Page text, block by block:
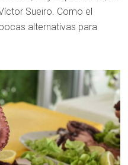
Sueiro. Como el
alternativas para